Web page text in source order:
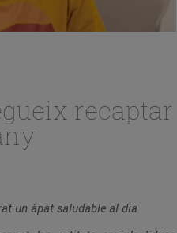
recaptar
un àpat saludable al dia